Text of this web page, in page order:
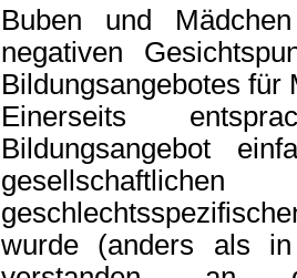
Buben und
negativen
Bildungsangebotes für
Einerseits
Bildungsangebot
wurde (anders als